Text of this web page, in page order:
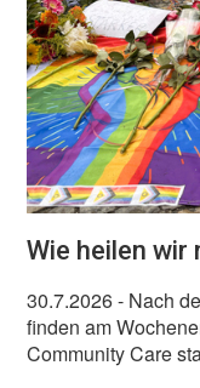
Wie heilen wir
30.7.2026- Nach
finden am
Community Care